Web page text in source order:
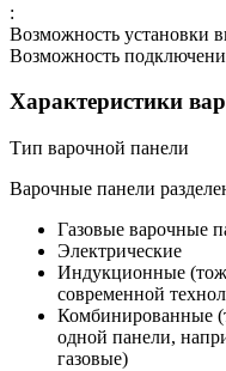
:
Возможность установки
Возможность
Характеристики
Тип варочной панели
Варочные панели
Газовые варочные
Электрические
Индукционные
современной
Комбинированные
одной панели,
газовые)